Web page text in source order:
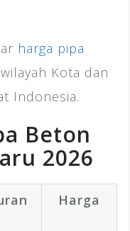
harga pipa
Kota dan
Indonesia.
Beton
2026
Harga